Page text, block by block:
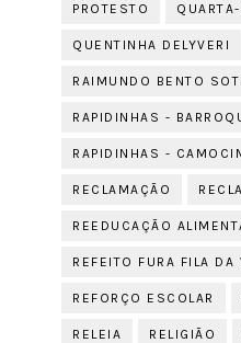
PROTESTO
QUENTINHA DELYVERI
RAIMUNDO BENTO
RAPIDINHAS -
RAPIDINHAS -
RECLAMAÇÃO
REEDUCAÇÃO
REFEITO FURA FILA DA
REFORÇO ESCOLAR
RELEIA RELIGIÃO